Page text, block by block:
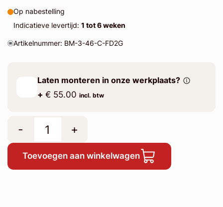
Op nabestelling
Indicatieve levertijd: 1 tot 6 weken
Artikelnummer: BM-3-46-C-FD2G
Laten monteren in onze werkplaats?
+ € 55.00 incl. btw
- +
Toevoegen aan winkelwagen